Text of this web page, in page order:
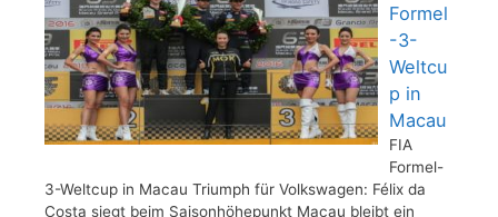
Formel
-3-
Weltcu
p in
Macau
FIA
Formel-
3-Weltcup in Macau Triumph für Volkswagen: Félix da
Costa siegt beim Saisonhöhepunkt Macau bleibt ein